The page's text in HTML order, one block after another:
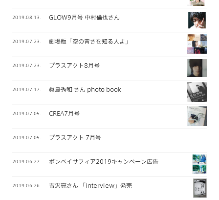
2019.08.13. GLOW9月号 中村倫也さん
2019.07.23. 劇場版「空の青さを知る人よ」
2019.07.23. プラスアクト8月号
2019.07.17. 眞島秀和 さん photo book
2019.07.05. CREA7月号
2019.07.05. プラスアクト 7月号
2019.06.27. ボンベイサフィア2019キャンペーン広告
2019.06.26. 吉沢亮さん 「interview」発売